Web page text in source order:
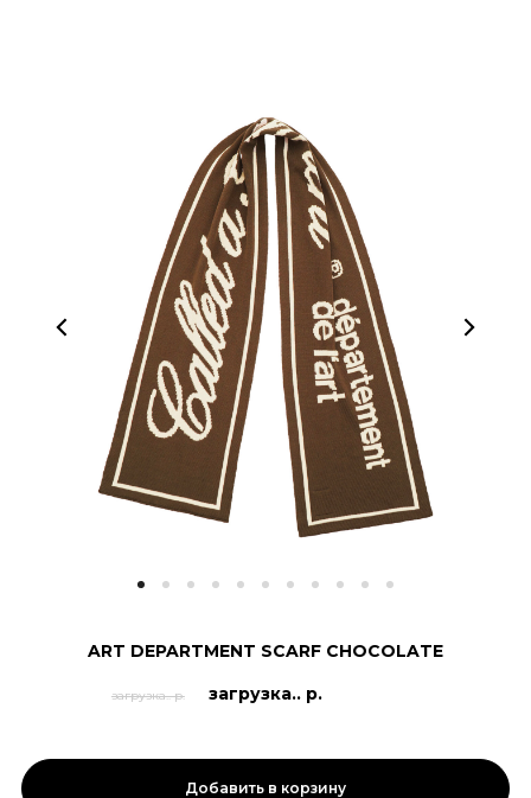
ART DEPARTMENT SCARF СHOCOLATE
загрузка.. р.
загрузка.. р.
Добавить в корзину